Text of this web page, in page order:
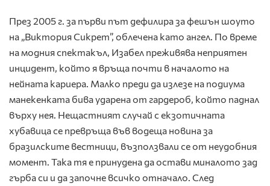
През 2005 г. за първи път дефилира за фешън шоуто
на „Виктория Сикрет”, облечена като ангел. По време
на модния спектакъл, Изабел преживява неприятен
инцидент, който я връща почти в началото на
нейната кариера. Малко преди да излезе на подиума
манекенката бива ударена от гардероб, който паднал
върху нея. Нещастният случай с екзотичната
хубавица се превръща във водеща новина за
бразилските вестници, възползвали се от неудобния
момент. Така тя е принудена да остави миналото зад
гърба си и да започне всичко отначало. След